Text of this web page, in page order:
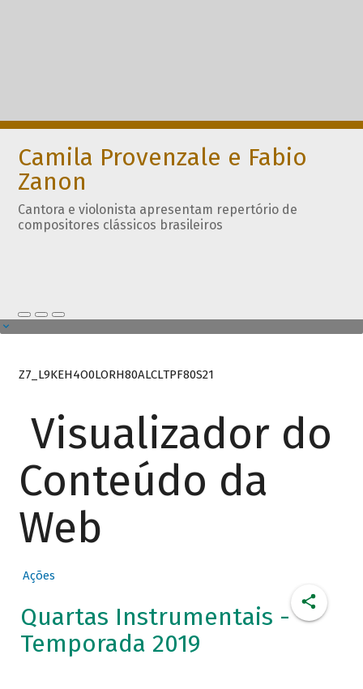
Camila Provenzale e Fabio
Zanon
Cantora e violonista apresentam repertório de
compositores clássicos brasileiros
Z7_L9KEH4O0LORH80ALCLTPF80S21
Visualizador do
Conteúdo da
Web
Ações
Quartas Instrumentais -
Temporada 2019